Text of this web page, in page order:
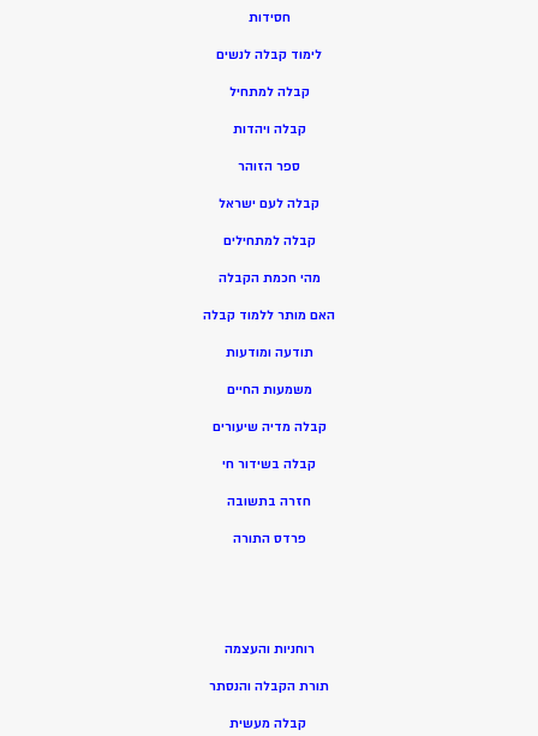
חסידות
לימוד קבלה לנשים
קבלה למתחיל
קבלה ויהדות
ספר הזוהר
קבלה לעם ישראל
קבלה למתחילים
מהי חכמת הקבלה
האם מותר ללמוד קבלה
תודעה ומודעות
משמעות החיים
קבלה מדיה שיעורים
קבלה בשידור חי
חזרה בתשובה
פרדס התורה
רוחניות והעצמה
תורת הקבלה והנסתר
קבלה מעשית